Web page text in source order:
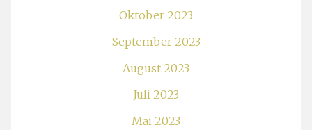
Oktober 2023
September 2023
August 2023
Juli 2023
Mai 2023